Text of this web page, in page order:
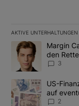
AKTIVE UNTERHALTUNGEN
Das Folgende ist
Ein Trendartikel
Margin
den
3
Ein Trendartikel
US-
auf
2